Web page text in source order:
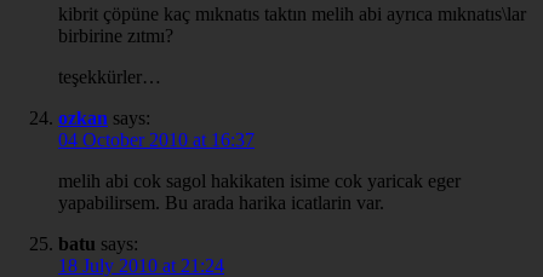
kibrit çöpüne kaç mıknatıs taktın melih abi ayrıca mıknatıs\lar
birbirine zıtmı?
teşekkürler…
ozkan says:
04 October 2010 at 16:37
melih abi cok sagol hakikaten isime cok yaricak eger
yapabilirsem. Bu arada harika icatlarin var.
batu says:
18 July 2010 at 21:24